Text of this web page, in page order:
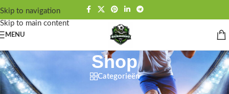
Skip to navigation
Skip to main content
MENU
Shop
Categorieën
Home /Shop
Pagina 9456